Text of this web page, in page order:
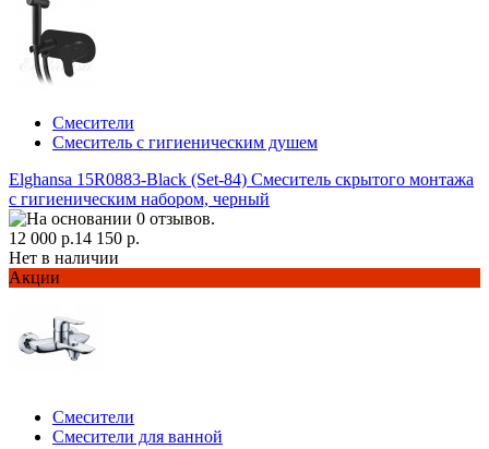
Смесители
Смеситель с гигиеническим душем
Elghansa 15R0883-Black (Set-84) Смеситель скрытого монтажа
с гигиеническим набором, черный
12 000 р.14 150 р.
Нет в наличии
Акции
Смесители
Смесители для ванной